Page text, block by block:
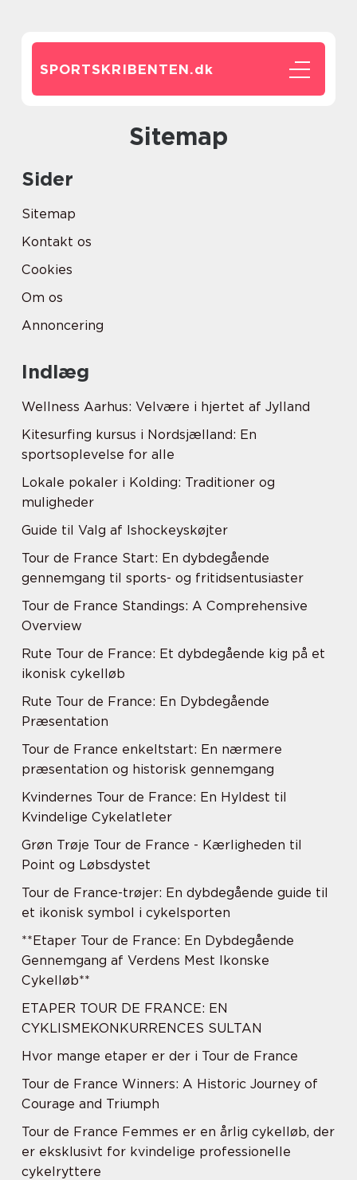
SPORTSKRIBENTEN.dk
Sitemap
Sider
Sitemap
Kontakt os
Cookies
Om os
Annoncering
Indlæg
Wellness Aarhus: Velvære i hjertet af Jylland
Kitesurfing kursus i Nordsjælland: En
sportsoplevelse for alle
Lokale pokaler i Kolding: Traditioner og
muligheder
Guide til Valg af Ishockeyskøjter
Tour de France Start: En dybdegående
gennemgang til sports- og fritidsentusiaster
Tour de France Standings: A Comprehensive
Overview
Rute Tour de France: Et dybdegående kig på et
ikonisk cykelløb
Rute Tour de France: En Dybdegående
Præsentation
Tour de France enkeltstart: En nærmere
præsentation og historisk gennemgang
Kvindernes Tour de France: En Hyldest til
Kvindelige Cykelatleter
Grøn Trøje Tour de France - Kærligheden til
Point og Løbsdystet
Tour de France-trøjer: En dybdegående guide til
et ikonisk symbol i cykelsporten
**Etaper Tour de France: En Dybdegående
Gennemgang af Verdens Mest Ikonske
Cykelløb**
ETAPER TOUR DE FRANCE: EN
CYKLISMEKONKURRENCES SULTAN
Hvor mange etaper er der i Tour de France
Tour de France Winners: A Historic Journey of
Courage and Triumph
Tour de France Femmes er en årlig cykelløb, der
er eksklusivt for kvindelige professionelle
cykelryttere